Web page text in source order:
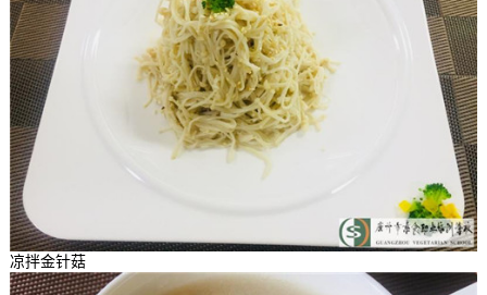
凉拌金针菇